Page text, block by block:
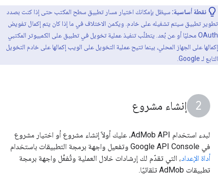
نقطة أساسية: سيظل بإمكانك اختيار مسار تطبيق سطح المكتب حتى إذا كنت بصدد
تطوير تطبيق سيتم تشغيله على خادم. ويكمن الاختلاف في ما إذا كان يتم إكمال تفويض
OAuth محليًا أو عن بُعد. يتطلّب تنفيذ عملية تخويل في تطبيق على الكمبيوتر المكتبي
إكمالها على الجهاز المحلي، بينما تتيح عملية التخويل على الويب إكمالها على خادم التخويل
التابع لـ Google.
إنشاء مشروع
لبدء استخدام AdMob API، عليك أولاً إنشاء مشروع أو اختيار مشروع
في Google API Console وتفعيل واجهة برمجة التطبيقات باستخدام
أداة الإعداد، التي تقدّم لك إرشادات خلال العملية وتُفعِّل واجهة برمجة
تطبيقات AdMob تلقائيًا.